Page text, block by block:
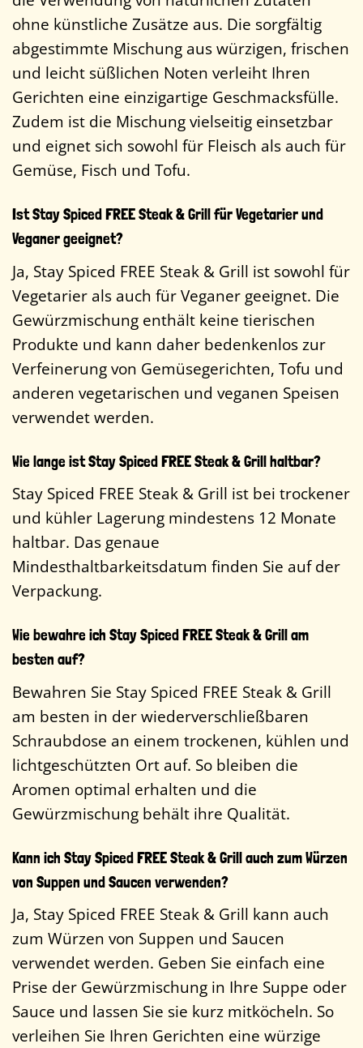
ohne künstliche Zusätze aus. Die sorgfältig
abgestimmte Mischung aus würzigen, frischen
und leicht süßlichen Noten verleiht Ihren
Gerichten eine einzigartige Geschmacksfülle.
Zudem ist die Mischung vielseitig einsetzbar
und eignet sich sowohl für Fleisch als auch für
Gemüse, Fisch und Tofu.
Ist Stay Spiced FREE Steak & Grill für Vegetarier und
Veganer geeignet?
Ja, Stay Spiced FREE Steak & Grill ist sowohl für
Vegetarier als auch für Veganer geeignet. Die
Gewürzmischung enthält keine tierischen
Produkte und kann daher bedenkenlos zur
Verfeinerung von Gemüsegerichten, Tofu und
anderen vegetarischen und veganen Speisen
verwendet werden.
Wie lange ist Stay Spiced FREE Steak & Grill haltbar?
Stay Spiced FREE Steak & Grill ist bei trockener
und kühler Lagerung mindestens 12 Monate
haltbar. Das genaue
Mindesthaltbarkeitsdatum finden Sie auf der
Verpackung.
Wie bewahre ich Stay Spiced FREE Steak & Grill am
besten auf?
Bewahren Sie Stay Spiced FREE Steak & Grill
am besten in der wiederverschließbaren
Schraubdose an einem trockenen, kühlen und
lichtgeschützten Ort auf. So bleiben die
Aromen optimal erhalten und die
Gewürzmischung behält ihre Qualität.
Kann ich Stay Spiced FREE Steak & Grill auch zum Würzen
von Suppen und Saucen verwenden?
Ja, Stay Spiced FREE Steak & Grill kann auch
zum Würzen von Suppen und Saucen
verwendet werden. Geben Sie einfach eine
Prise der Gewürzmischung in Ihre Suppe oder
Sauce und lassen Sie sie kurz mitköcheln. So
verleihen Sie Ihren Gerichten eine würzige